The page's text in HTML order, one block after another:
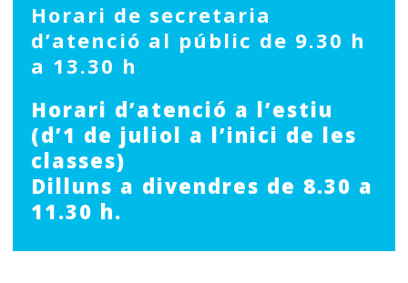
Horari de secretaria
d’atenció al públic de 9.30 h
a 13.30 h
Horari d’atenció a l’estiu
(d’1 de juliol a l’inici de les
classes)
Dilluns a divendres de 8.30 a
11.30 h.